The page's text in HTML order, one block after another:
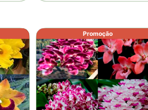
Promoção